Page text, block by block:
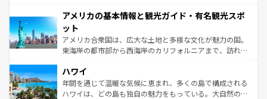
ンツ一覧を参照してほしい。
の建物がそのまま残る町や、スイスならではのユニークな
博物館もあり、アルプス観光だけでなく町歩きも満喫する
ことができる。国民の所得が高いため物価も高いが、旅行
者向けの交通パス提供のサービスもあり、うまく活用すれ
着のスイス情報は
アメリカの基本情報と観光ガイド・有名観光スポ
ット
アメリカ合衆国は、広大な土地と多様な文化が魅力の国。
東海岸の都市部から西海岸のカリフォルニアまで、訪れる
のような巨大都市は、観光、ショッピング、エンターテイ
ンメントが詰まった刺激的なスポットだ。一方、アメリカ
西部には大自然が広がり、グランドキャニオンやイエロー
ハワイ
年間を通じて温暖な気候に恵まれ、多くの島で構成される
ハワイは、どの島も独自の魅力をもっている。大自然の神